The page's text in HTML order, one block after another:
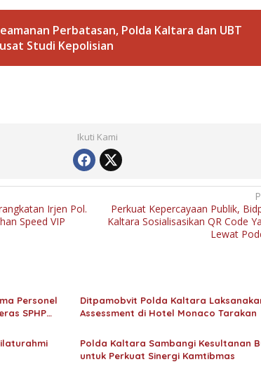
Perbatasan, Polda Kaltara dan UBT
Studi Kepolisian
Ikuti Kami
Irjen Pol.
Speed VIP
Perkuat Kepercayaan Publik,
Kaltara Sosialisasikan QR Code
Lewat
Personel
SPHP
Ditpamobvit Polda Kaltara
Assessment di Hotel Monaco Tarakan
Polda Kaltara Sambangi Kesultanan
untuk Perkuat Sinergi Kamtibmas
Pembalap Malaysia
Nunukan Drag Race